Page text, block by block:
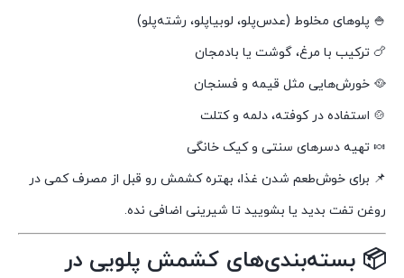
🍚 پلوهای مخلوط (عدس‌پلو، لوبیاپلو، رشته‌پلو)
🍗 ترکیب با مرغ، گوشت یا بادمجان
🥘 خورش‌هایی مثل قیمه و فسنجان
🍲 استفاده در کوفته، دلمه و کتلت
🍬 تهیه دسرهای سنتی و کیک خانگی
📌 برای خوش‌طعم شدن غذا، بهتره کشمش رو قبل از مصرف کمی در
روغن تفت بدید یا بشویید تا شیرینی اضافی نده.
📦 بسته‌بندی‌های کشمش پلویی در